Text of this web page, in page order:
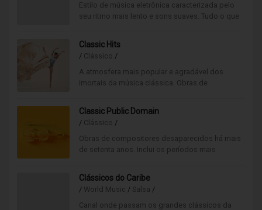
Estilo de música eletrônica caracterizada pelo
seu ritmo mais lento e sons suaves. Tudo o que
está aqui.
Classic Hits
/ Clássico /
A atmosfera mais popular e agradável dos
imortais da música clássica. Obras de
importantes desta música.
Classic Public Domain
/ Clássico /
Obras de compositores desaparecidos há mais
de setenta anos. Inclui os períodos mais
ícones deste tempo.
Clássicos do Caribe
/ World Music / Salsa /
Canal onde passam os grandes clássicos da